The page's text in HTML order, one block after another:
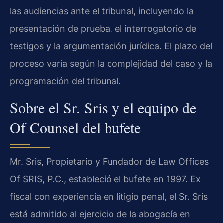
las audiencias ante el tribunal, incluyendo la
presentación de prueba, el interrogatorio de
testigos y la argumentación jurídica. El plazo del
proceso varía según la complejidad del caso y la
programación del tribunal.
Sobre el Sr. Sris y el equipo de
Of Counsel del bufete
Mr. Sris, Propietario y Fundador de Law Offices
Of SRIS, P.C., estableció el bufete en 1997. Ex
fiscal con experiencia en litigio penal, el Sr. Sris
está admitido al ejercicio de la abogacía en